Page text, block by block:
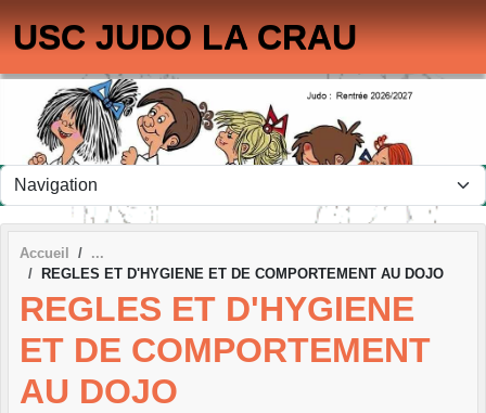
USC JUDO LA CRAU
Accueil
REGLES ET D'HYGIENE ET DE COMPORTEMENT AU DOJO
REGLES ET D'HYGIENE
ET DE COMPORTEMENT
AU DOJO